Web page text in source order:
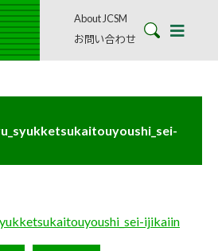
About JCSM
お問い合わせ
ijikaiin